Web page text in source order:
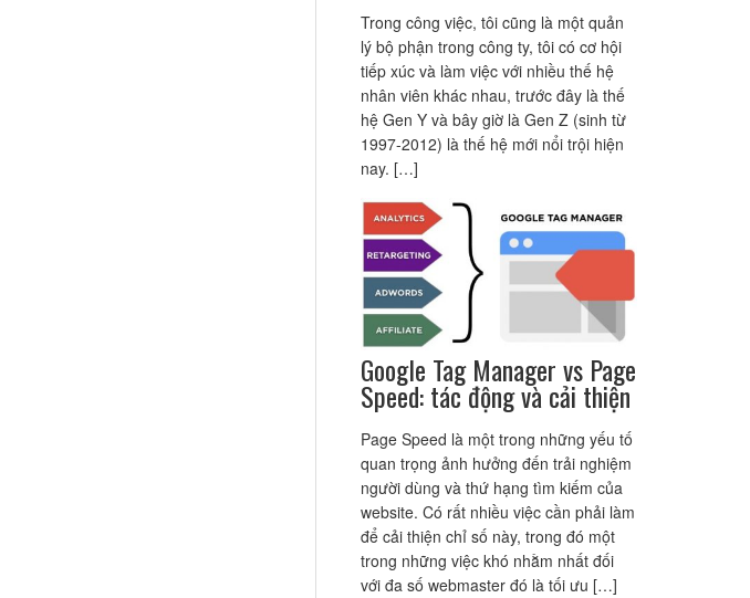
Trong công việc, tôi cũng là một quản
lý bộ phận trong công ty, tôi có cơ hội
tiếp xúc và làm việc với nhiều thế hệ
nhân viên khác nhau, trước đây là thế
hệ Gen Y và bây giờ là Gen Z (sinh từ
1997-2012) là thế hệ mới nổi trội hiện
nay. […]
Google Tag Manager vs Page
Speed: tác động và cải thiện
Page Speed là một trong những yếu tố
quan trọng ảnh hưởng đến trải nghiệm
người dùng và thứ hạng tìm kiếm của
website. Có rất nhiều việc cần phải làm
để cải thiện chỉ số này, trong đó một
trong những việc khó nhằm nhất đối
với đa số webmaster đó là tối ưu […]